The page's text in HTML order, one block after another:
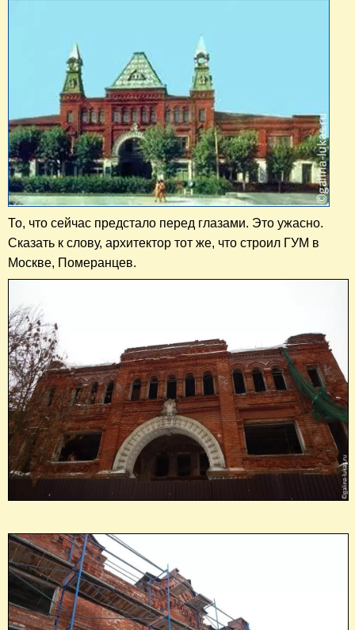
То, что сейчас предстало перед глазами. Это ужасно.
Сказать к слову, архитектор тот же, что строил ГУМ в
Москве, Померанцев.